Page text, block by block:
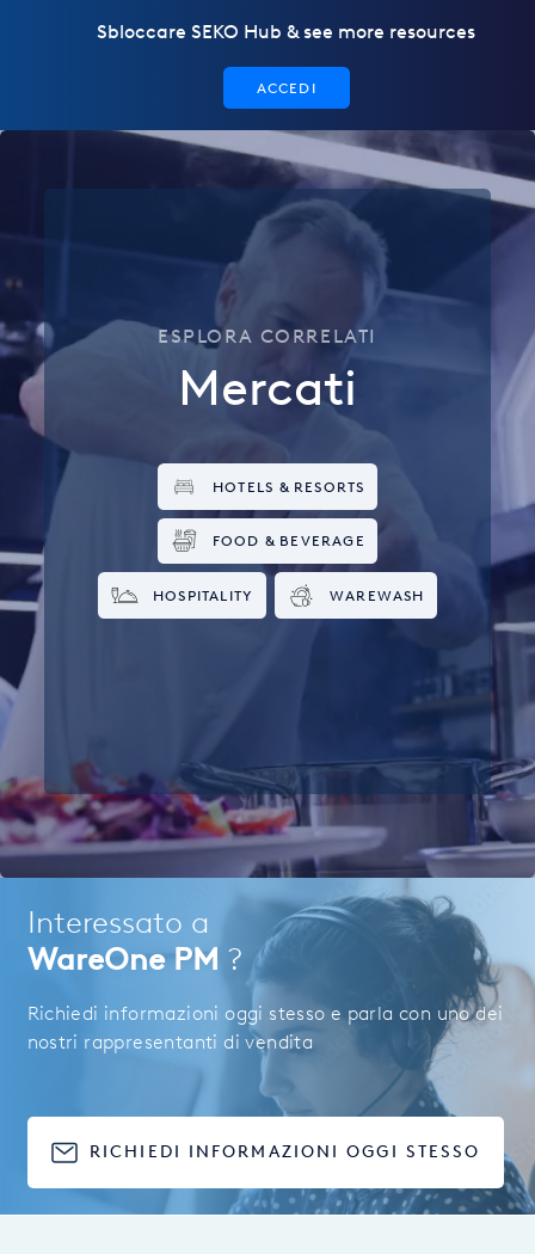
USA
United Arab Emirates
Sbloccare SEKO Hub & see more resources
ACCEDI
ESPLORA CORRELATI
Mercati
HOTELS & RESORTS
FOOD & BEVERAGE
HOSPITALITY WAREWASH
Interessato a
WareOne PM ?
Richiedi informazioni oggi stesso e parla con uno dei
nostri rappresentanti di vendita
RICHIEDI INFORMAZIONI OGGI STESSO